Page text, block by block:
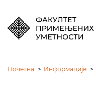
Почетна > Информације >